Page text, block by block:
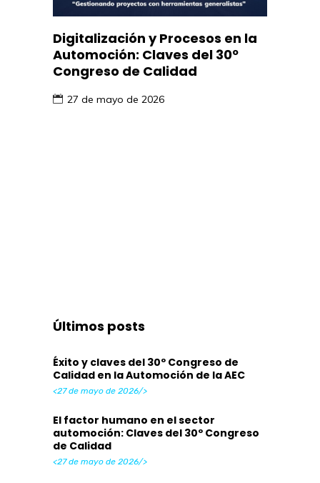
Digitalización y Procesos en la
Automoción: Claves del 30º
Congreso de Calidad
27 de mayo de 2026
Últimos posts
Éxito y claves del 30º Congreso de
Calidad en la Automoción de la AEC
<27 de mayo de 2026/>
El factor humano en el sector
automoción: Claves del 30º Congreso
de Calidad
<27 de mayo de 2026/>